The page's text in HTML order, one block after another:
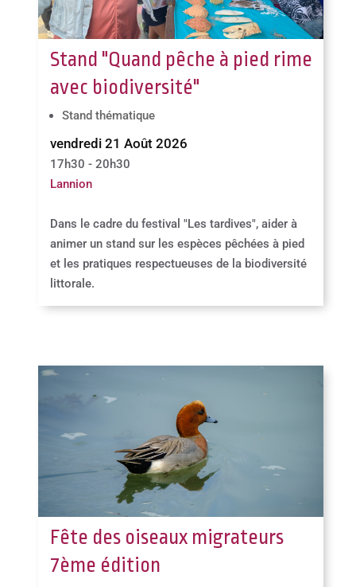
Stand "Quand pêche à pied rime
avec biodiversité"
Stand thématique
vendredi 21 Août 2026
17h30 - 20h30
Lannion
Dans le cadre du festival "Les tardives", aider à
animer un stand sur les espèces pêchées à pied
et les pratiques respectueuses de la biodiversité
littorale.
Fête des oiseaux migrateurs
7ème édition